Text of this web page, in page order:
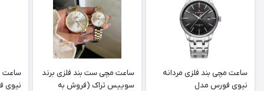
ساعت مچی بند فلزی مردانه
نیوی فورس مدل
ساعت مچی ست بند فلزی برند
سوییس تراک (فروش به
ساعت